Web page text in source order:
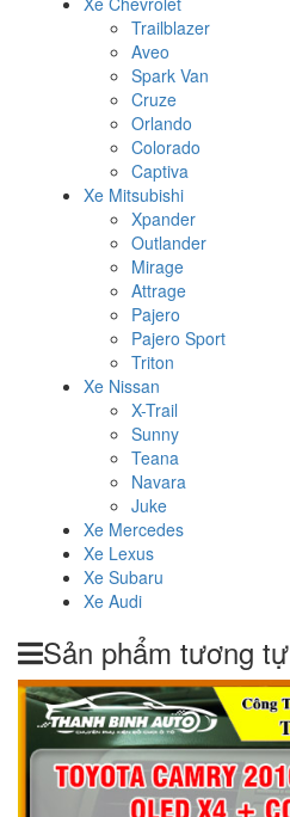
Trailblazer
Aveo
Spark Van
Cruze
Orlando
Colorado
Captiva
Xe Mitsubishi
Xpander
Outlander
Mirage
Attrage
Pajero
Pajero Sport
Triton
Xe Nissan
X-Trail
Sunny
Teana
Navara
Juke
Xe Mercedes
Xe Lexus
Xe Subaru
Xe Audi
Sản phẩm tương tự